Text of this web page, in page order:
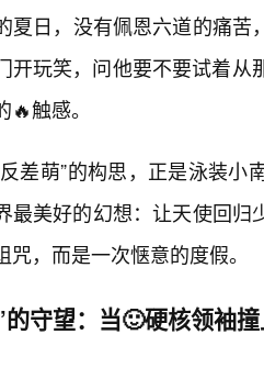
夏日，没有佩恩六道的痛
开玩笑，问他要不要试着
触感。
差萌”的构思，正是泳装
最美好的幻想：让天使回
咒，而是一次惬意的度假。
的守望：当🙂硬核领袖